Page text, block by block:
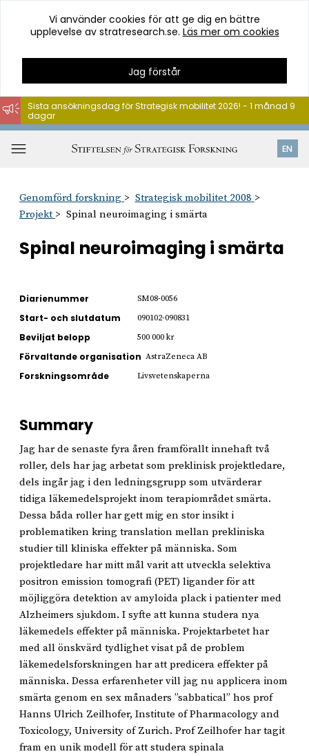
Hoppa
till
innehåll
Vi använder cookies för att ge dig en bättre
upplevelse av stratresearch.se. Läs mer om cookies
Jag förstår
EN
Sista ansökningsdag för Strategisk mobilitet 2026! - 1 månad 9
dagar
Genomförd forskning
Strategisk mobilitet 2008
Projekt
Spinal neuroimaging i smärta
Spinal neuroimaging i smärta
Diarienummer SM08-0056
Start- och slutdatum 090102-090831
Beviljat belopp 500 000 kr
Förvaltande organisation AstraZeneca AB
Forskningsområde Livsvetenskaperna
Summary
Jag har de senaste fyra åren framförallt innehaft två
roller, dels har jag arbetat som preklinisk projektledare,
dels ingår jag i den ledningsgrupp som utvärderar
tidiga läkemedelsprojekt inom terapiområdet smärta.
Dessa båda roller har gett mig en stor insikt i
problematiken kring translation mellan prekliniska
studier till kliniska effekter på människa. Som
projektledare har mitt mål varit att utveckla selektiva
positron emission tomografi (PET) ligander för att
möjliggöra detektion av amyloida plack i patienter med
Alzheimers sjukdom. I syfte att kunna studera nya
läkemedels effekter på människa. Projektarbetet har
med all önskvärd tydlighet visat på de problem
läkemedelsforskningen har att predicera effekter på
människa. Dessa erfarenheter vill jag nu applicera inom
smärta genom en sex månaders ”sabbatical” hos prof
Hanns Ulrich Zeilhofer, Institute of Pharmacology and
Toxicology, University of Zurich. Prof Zeilhofer har tagit
fram en unik modell för att studera spinala